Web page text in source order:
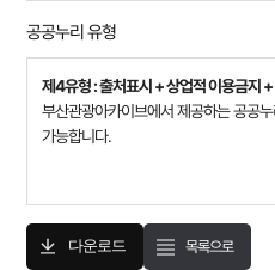
공공누리 유형
제4유형 : 출처표시 + 상업적 이용금지 +
부산관광아카이브에서 제공하는 공공
가능합니다.
다운로드 목록으로